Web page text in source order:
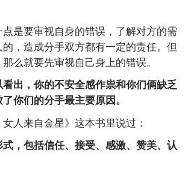
是要审视自身的错误，了解对方的需
，造成分手双方都有一定的责任。但
么就要先审视自己身上的错误。
出，你的不安全感作祟和你们俩缺乏
你们的分手最主要原因。
女人来自金星》这本书里说过：
，包括信任、接受、感激、赞美、认